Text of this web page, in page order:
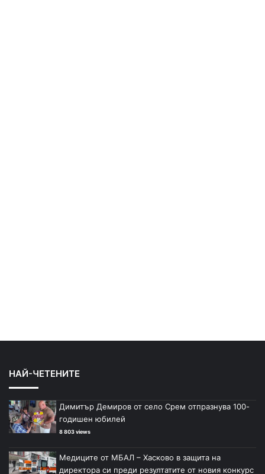
НАЙ-ЧЕТЕНИТЕ
Димитър Демиров от село Срем отпразнува 100-
годишен юбилей
8 803 views
Медиците от МБАЛ – Хасково в защита на
директора си преди резултатите от новия конкурс